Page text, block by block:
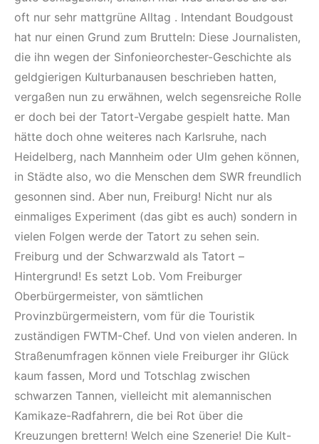
oft nur sehr mattgrüne Alltag . Intendant Boudgoust
hat nur einen Grund zum Brutteln: Diese Journalisten,
die ihn wegen der Sinfonieorchester-Geschichte als
geldgierigen Kulturbanausen beschrieben hatten,
vergaßen nun zu erwähnen, welch segensreiche Rolle
er doch bei der Tatort-Vergabe gespielt hatte. Man
hätte doch ohne weiteres nach Karlsruhe, nach
Heidelberg, nach Mannheim oder Ulm gehen können,
in Städte also, wo die Menschen dem SWR freundlich
gesonnen sind. Aber nun, Freiburg! Nicht nur als
einmaliges Experiment (das gibt es auch) sondern in
vielen Folgen werde der Tatort zu sehen sein.
Freiburg und der Schwarzwald als Tatort –
Hintergrund! Es setzt Lob. Vom Freiburger
Oberbürgermeister, von sämtlichen
Provinzbürgermeistern, vom für die Touristik
zuständigen FWTM-Chef. Und von vielen anderen. In
Straßenumfragen können viele Freiburger ihr Glück
kaum fassen, Mord und Totschlag zwischen
schwarzen Tannen, vielleicht mit alemannischen
Kamikaze-Radfahrern, die bei Rot über die
Kreuzungen brettern! Welch eine Szenerie! Die Kult-